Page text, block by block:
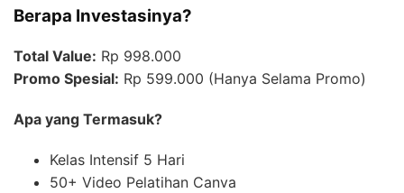
Berapa Investasinya?
Total Value: Rp 998.000
Promo Spesial: Rp 599.000 (Hanya Selama Promo)
Apa yang Termasuk?
Kelas Intensif 5 Hari
50+ Video Pelatihan Canva